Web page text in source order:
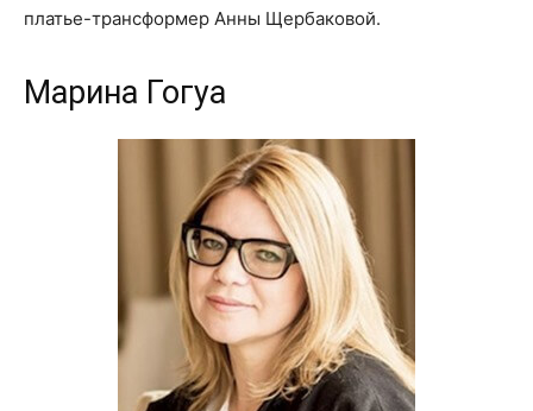
платье-трансформер Анны Щербаковой.
Марина Гогуа